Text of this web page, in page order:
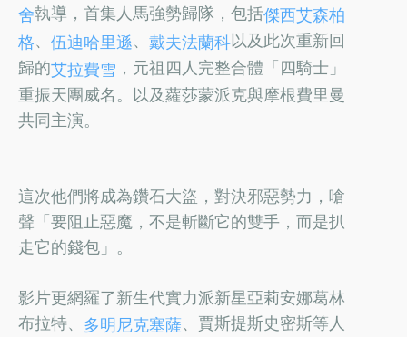
舍執導，首集人馬強勢歸隊，包括傑西艾森柏
格、 伍迪哈里遜、 戴夫法蘭科以及此次重新回
歸的艾拉費雪 ，元祖四人完整合體「四騎士」
重振天團威名。以及蘿莎蒙派克與摩根費里曼
共同主演。
這次他們將成為鑽石大盜，對決邪惡勢力，嗆
聲「要阻止惡魔，不是斬斷它的雙手，而是扒
走它的錢包」。
影片更網羅了新生代實力派新星亞莉安娜葛林
布拉特、 多明尼克塞薩、賈斯提斯史密斯等人